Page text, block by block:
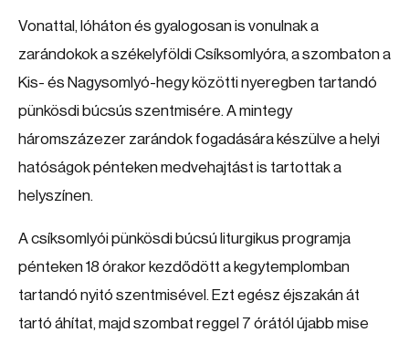
Vonattal, lóháton és gyalogosan is vonulnak a
zarándokok a székelyföldi Csíksomlyóra, a szombaton a
Kis- és Nagysomlyó-hegy közötti nyeregben tartandó
pünkösdi búcsús szentmisére. A mintegy
háromszázezer zarándok fogadására készülve a helyi
hatóságok pénteken medvehajtást is tartottak a
helyszínen.
A csíksomlyói pünkösdi búcsú liturgikus programja
pénteken 18 órakor kezdődött a kegytemplomban
tartandó nyitó szentmisével. Ezt egész éjszakán át
tartó áhítat, majd szombat reggel 7 órától újabb mise